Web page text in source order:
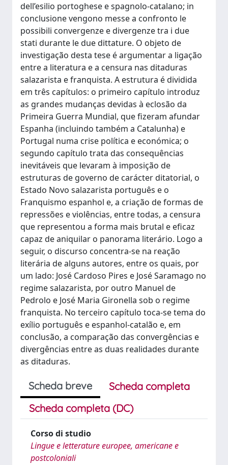
dell’esilio portoghese e spagnolo-catalano; in
conclusione vengono messe a confronto le
possibili convergenze e divergenze tra i due
stati durante le due dittature. O objeto de
investigação desta tese é argumentar a ligação
entre a literatura e a censura nas ditaduras
salazarista e franquista. A estrutura é dividida
em três capítulos: o primeiro capítulo introduz
as grandes mudanças devidas à eclosão da
Primeira Guerra Mundial, que fizeram afundar
Espanha (incluindo também a Catalunha) e
Portugal numa crise política e económica; o
segundo capítulo trata das consequências
inevitáveis que levaram à imposição de
estruturas de governo de carácter ditatorial, o
Estado Novo salazarista português e o
Franquismo espanhol e, a criação de formas de
repressões e violências, entre todas, a censura
que representou a forma mais brutal e eficaz
capaz de aniquilar o panorama literário. Logo a
seguir, o discurso concentra-se na reação
literária de alguns autores, entre os quais, por
um lado: José Cardoso Pires e José Saramago no
regime salazarista, por outro Manuel de
Pedrolo e José Maria Gironella sob o regime
franquista. No terceiro capítulo toca-se tema do
exílio português e espanhol-catalão e, em
conclusão, a comparação das convergências e
divergências entre as duas realidades durante
as ditaduras.
Scheda breve
Scheda completa
Scheda completa (DC)
Corso di studio
Lingue e letterature europee, americane e
postcoloniali